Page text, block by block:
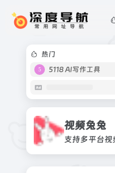
热门
5118 AI写作工具
视频兔兔
支持多平台